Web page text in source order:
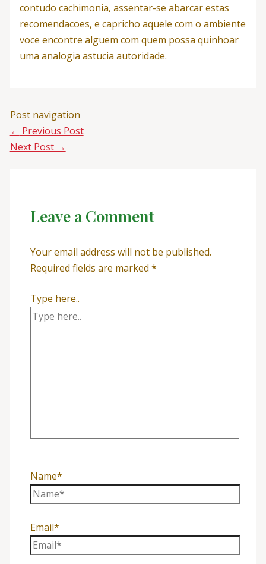
contudo cachimonia, assentar-se abarcar estas
recomendacoes, e capricho aquele com o ambiente
voce encontre alguem com quem possa quinhoar
uma analogia astucia autoridade.
Post navigation
← Previous Post
Next Post →
Leave a Comment
Your email address will not be published.
Required fields are marked *
Type here..
Name*
Email*